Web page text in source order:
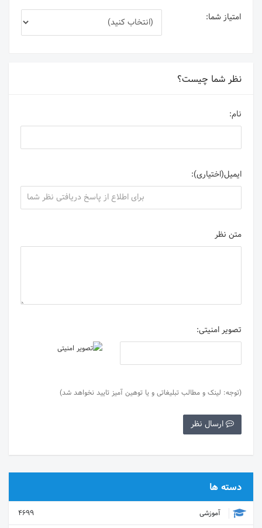
امتیاز شما:
نظر شما چیست؟
نام:
ایمیل(اختیاری):
متن نظر
تصویر امنیتی:
(توجه: لینک و مطالب تبلیغاتی و یا توهین آمیز تایید نخواهد شد)
دسته ها
آموزشی
4699